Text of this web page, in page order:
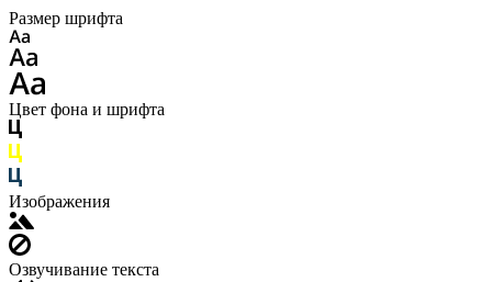
Размер шрифта
Цвет фона и шрифта
Изображения
Озвучивание текста